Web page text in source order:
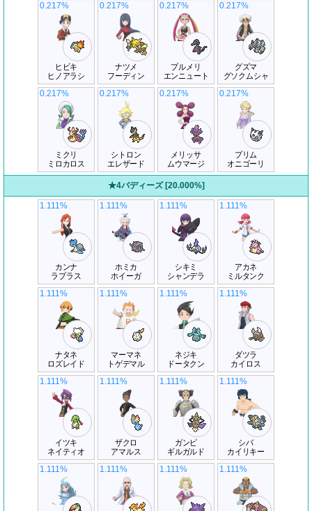
ヒビキ
ヒノアラシ
0.217%
ナツメ
フーディン
0.217%
プルメリ
エンニュート
0.217%
グズマ
グソクムシャ
0.217%
ミクリ
ミロカロス
0.217%
シトロン
エレザード
0.217%
メリッサ
ムウマージ
0.217%
プリム
オニゴーリ
0.217%
★4バディーズ [20.000%]
カンナ
ラプラス
1.111%
ホミカ
ホイーガ
1.111%
シキミ
シャンデラ
1.111%
アカネ
ミルタンク
1.111%
ナタネ
ロズレイド
1.111%
マーマネ
トゲデマル
1.111%
ネジキ
ドータクン
1.111%
ダツラ
カイロス
1.111%
イツキ
ネイティオ
1.111%
ザクロ
アマルス
1.111%
ガンピ
ギルガルド
1.111%
シバ
カイリキー
1.111%
1.111% 1.111% 1.111% 1.111%